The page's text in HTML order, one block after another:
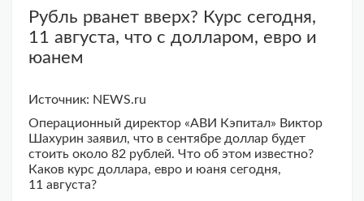
Рубль рванет вверх? Курс сегодня,
11 августа, что с долларом, евро и
юанем
Источник: NEWS.ru
Операционный директор «АВИ Кэпитал» Виктор
Шахурин заявил, что в сентябре доллар будет
стоить около 82 рублей. Что об этом известно?
Каков курс доллара, евро и юаня сегодня,
11 августа?